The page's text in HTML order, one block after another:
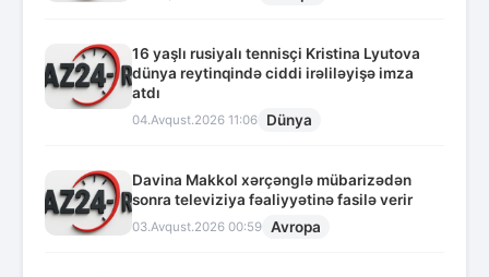
16 yaşlı rusiyalı tennisçi Kristina Lyutova
dünya reytinqində ciddi irəliləyişə imza
atdı
04.Avqust.2026 11:06 Dünya
Davina Makkol xərçənglə mübarizədən
sonra televiziya fəaliyyətinə fasilə verir
03.Avqust.2026 00:59 Avropa